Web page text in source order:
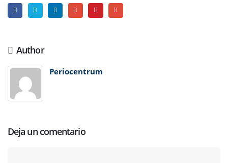
Author
Periocentrum
Deja un comentario